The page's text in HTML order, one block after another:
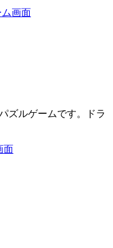
ズルゲームです。ドラ